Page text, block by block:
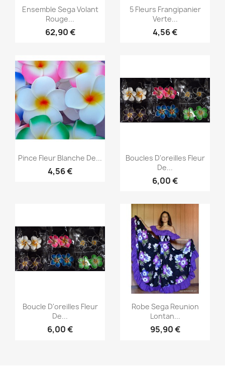
Aperçu rapide
Ensemble Sega Volant
Rouge...
62,90 €
Aperçu rapide
5 Fleurs Frangipanier
Verte...
4,56 €
 Aperçu rapide
Pince Fleur Blanche De...
4,56 €
Aperçu rapide
Boucles D'oreilles Fleur
De...
6,00 €
Aperçu rapide
Boucle D'oreilles Fleur
De...
6,00 €
Aperçu rapide
Robe Sega Reunion
Lontan...
95,90 €